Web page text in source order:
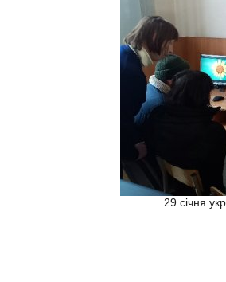
29 січня